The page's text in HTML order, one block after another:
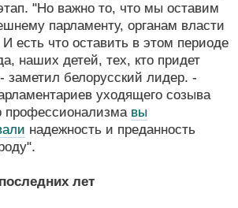
"Но важно то, что мы оставим
парламенту, органам власти
И есть что оставить в этом периоде
наших детей, тех, кто придет
заметил белорусский лидер. -
уходящего созыва
вы
надежность и преданность
лет